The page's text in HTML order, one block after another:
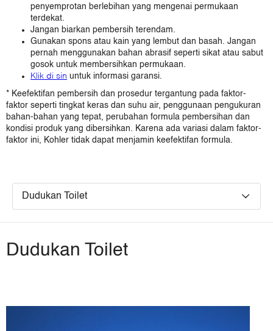
Puerto Rico
Turks & Caicos
United States
Amerika selatan
Argentina
Brazil
Bolivia
Chile
Colombia
Ecuador
Uruguay
Venezuela
Eropa, Timur tengah dan Afrika
Middle East
Africa
penyemprotan berlebihan yang mengenai permukaan
terdekat.
Jangan biarkan pembersih terendam.
Gunakan spons atau kain yang lembut dan basah. Jangan
pernah menggunakan bahan abrasif seperti sikat atau sabut
gosok untuk membersihkan permukaan.
Klik di sin untuk informasi garansi.
* Keefektifan pembersih dan prosedur tergantung pada faktor-
faktor seperti tingkat keras dan suhu air, penggunaan pengukuran
bahan-bahan yang tepat, perubahan formula pembersihan dan
kondisi produk yang dibersihkan. Karena ada variasi dalam faktor-
faktor ini, Kohler tidak dapat menjamin keefektifan formula.
Dudukan Toilet
Dudukan Toilet